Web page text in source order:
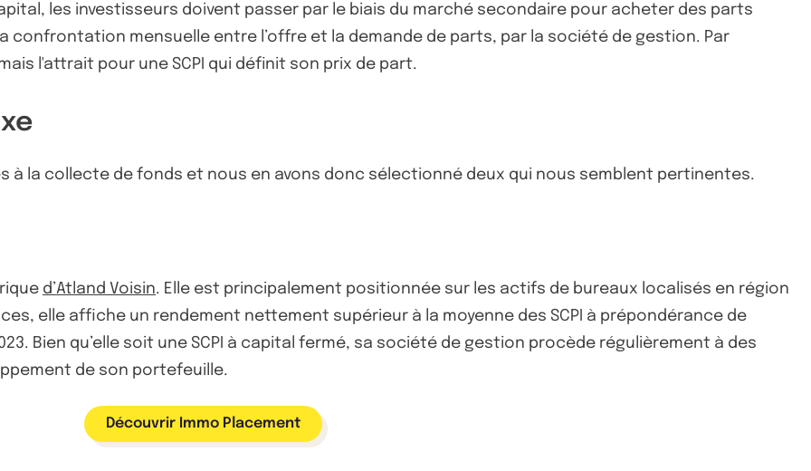
les investisseurs doivent passer par le biais du marché secondaire pour acheter des parts
confrontation mensuelle entre l’offre et la demande de parts, par la société de gestion. Par
l'attrait pour une SCPI qui définit son prix de part.
à la collecte de fonds et nous en avons donc sélectionné deux qui nous semblent pertinentes.
d’Atland Voisin. Elle est principalement positionnée sur les actifs de bureaux localisés en région
elle affiche un rendement nettement supérieur à la moyenne des SCPI à prépondérance de
Bien qu’elle soit une SCPI à capital fermé, sa société de gestion procède régulièrement à des
de son portefeuille.
Découvrir Immo Placement